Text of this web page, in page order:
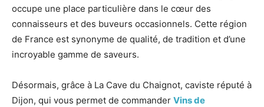
occupe une place particulière dans le cœur des
connaisseurs et des buveurs occasionnels. Cette région
de France est synonyme de qualité, de tradition et d’une
incroyable gamme de saveurs.
Désormais, grâce à La Cave du Chaignot, caviste réputé à
Dijon, qui vous permet de commander Vins de